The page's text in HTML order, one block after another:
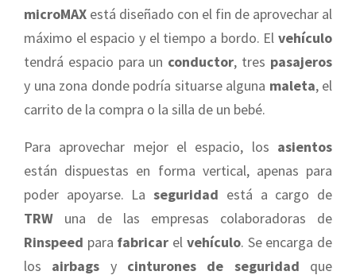
microMAX está diseñado con el fin de aprovechar al
máximo el espacio y el tiempo a bordo. El vehículo
tendrá espacio para un conductor, tres pasajeros
y una zona donde podría situarse alguna maleta, el
carrito de la compra o la silla de un bebé.
Para aprovechar mejor el espacio, los asientos
están dispuestas en forma vertical, apenas para
poder apoyarse. Laseguridad está a cargo de
TRW una de las empresas colaboradoras de
Rinspeed para fabricar el vehículo. Se encarga de
los airbags y cinturones de seguridad que